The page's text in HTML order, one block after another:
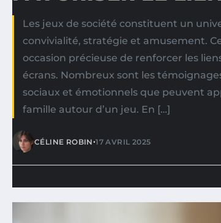
Les jeux de société constituent un
convivialité, stratégie et amusement.
occasion précieuse de renforcer les
écrans. Nombreux sont les
sociaux et émotionnels que peuvent
famille autour d’un jeu. En […]
CÉLINE ROBIN•17 AVRIL 2025